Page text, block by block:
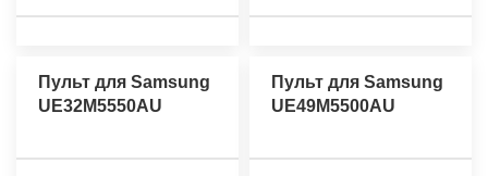
Пульт для Samsung
UE32M5550AU
Пульт для Samsung
UE49M5500AU